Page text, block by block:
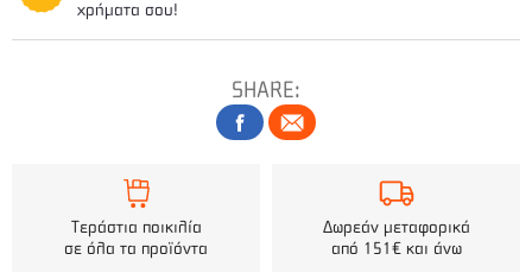
χρήματα σου!
SHARE:
Τεράστια ποικιλία
σε όλα τα προϊόντα
Δωρεάν μεταφορικά
από 151€ και άνω